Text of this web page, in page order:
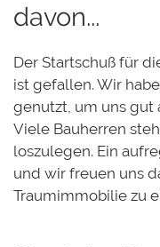
davon...
Der Startschuß für
ist gefallen. Wir
genutzt, um uns gut
Viele Bauherren
loszulegen. Ein
und wir freuen uns
Traumimmobilie zu